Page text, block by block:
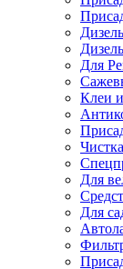
Для
Клеи
Для
Для